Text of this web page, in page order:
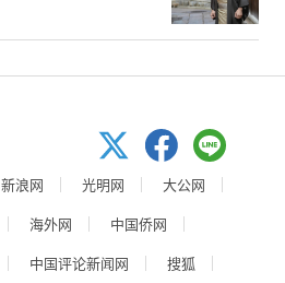
新浪网 光明网
大公网
海外网
中国侨网
中国评论新闻网
搜狐